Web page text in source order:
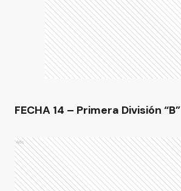
FECHA 14 – Primera División “B”
Ads